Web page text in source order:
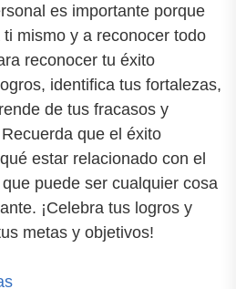
es importante porque
mismo y a reconocer todo
reconocer tu éxito
identifica tus fortalezas,
de tus fracasos y
que el éxito
estar relacionado con el
puede ser cualquier cosa
¡Celebra tus logros y
metas y objetivos!